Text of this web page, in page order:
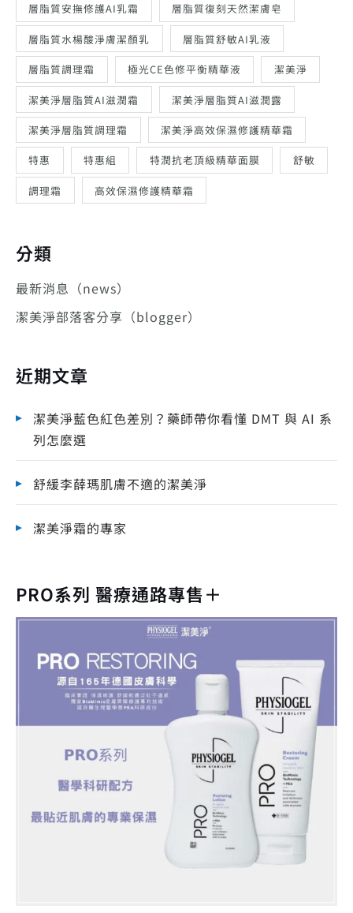
層脂質安撫修護AI乳霜 層脂質復刻天然潔膚皂
層脂質水楊酸淨膚潔顏乳 層脂質舒敏AI乳液
層脂質調理霜 極光CE色修平衡精華液 潔美淨
潔美淨層脂質AI滋潤霜 潔美淨層脂質AI滋潤露
潔美淨層脂質調理霜 潔美淨高效保濕修護精華霜
特惠 特惠組 特潤抗老頂級精華面膜 舒敏
調理霜 高效保濕修護精華霜
分類
最新消息（news）
潔美淨部落客分享（blogger）
近期文章
潔美淨藍色紅色差別？藥師帶你看懂 DMT 與 AI 系
列怎麼選
舒緩李薛瑪肌膚不適的潔美淨
潔美淨霜的專家
PRO系列 醫療通路專售＋